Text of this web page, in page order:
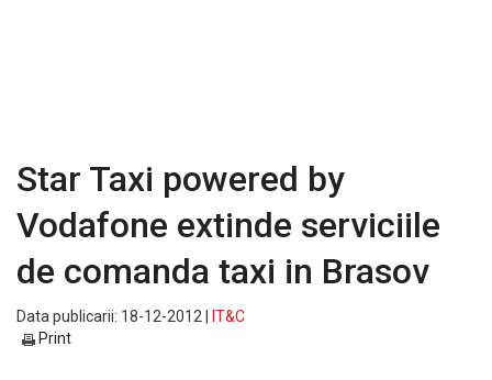
Star Taxi powered by
Vodafone extinde serviciile
de comanda taxi in Brasov
Data publicarii: 18-12-2012 |
IT&C
Print